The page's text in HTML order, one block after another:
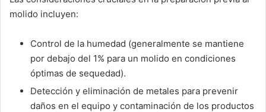
molido incluyen:
Control de la humedad (generalmente se mantiene
por debajo del 1% para un molido en condiciones
óptimas de sequedad).
Detección y eliminación de metales para prevenir
daños en el equipo y contaminación de los productos